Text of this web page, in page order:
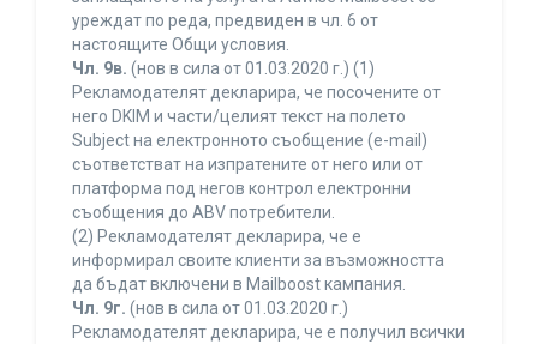
уреждат по реда, предвиден в чл. 6 от
настоящите Общи условия.
Чл. 9в. (нов в сила от 01.03.2020 г.) (1)
Рекламодателят декларира, че посочените от
него DKIM и части/целият текст на полето
Subject на електронното съобщение (e-mail)
съответстват на изпратените от него или от
платформа под негов контрол електронни
съобщения до ABV потребители.
(2) Рекламодателят декларира, че е
информирал своите клиенти за възможността
да бъдат включени в Mailboost кампания.
Чл. 9г. (нов в сила от 01.03.2020 г.)
Рекламодателят декларира, че е получил всички